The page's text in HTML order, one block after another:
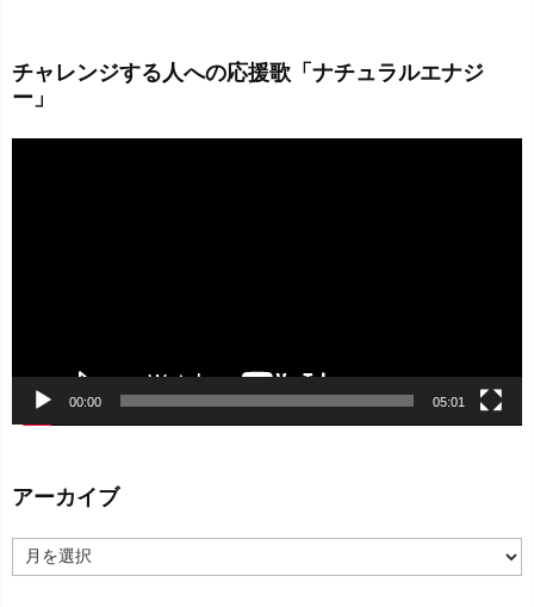
チャレンジする人への応援歌「ナチュラルエナジ
ー」
00:00 05:01
アーカイブ
ー